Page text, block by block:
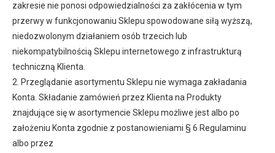
zakresie nie ponosi odpowiedzialności za zakłócenia w tym
przerwy w funkcjonowaniu Sklepu spowodowane siłą wyższą,
niedozwolonym działaniem osób trzecich lub
niekompatybilnością Sklepu internetowego z infrastrukturą
techniczną Klienta.
2. Przeglądanie asortymentu Sklepu nie wymaga zakładania
Konta. Składanie zamówień przez Klienta na Produkty
znajdujące się w asortymencie Sklepu możliwe jest albo po
założeniu Konta zgodnie z postanowieniami § 6 Regulaminu
albo przez